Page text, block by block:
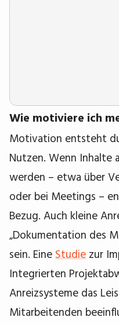
Wie motiviere ich
Motivation entsteht
Nutzen. Wenn
werden – etwa über
oder bei Meetings –
Bezug. Auch kleine
„Dokumentation des
sein. Eine Studie zur
Integrierten
Anreizsysteme das
Mitarbeitenden